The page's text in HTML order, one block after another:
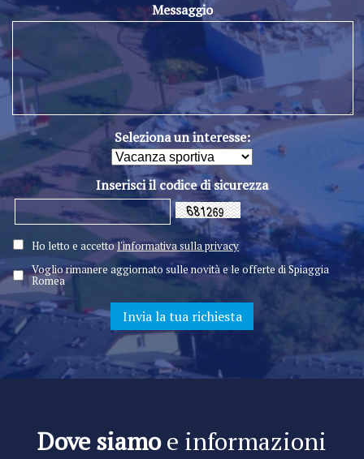
Messaggio
Seleziona un interesse:
Inserisci il codice di sicurezza
Ho letto e accettol'informativa sulla privacy
Voglio rimanere aggiornato sulle novità e le offerte di Spiaggia
Romea
Dove siamoe informazioni